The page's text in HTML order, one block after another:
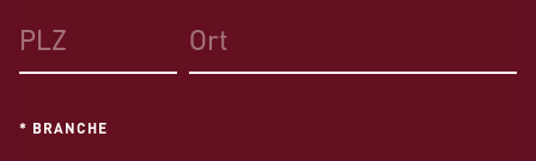
* BRANCHE